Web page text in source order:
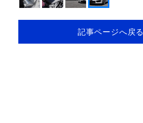
記事ページへ戻る